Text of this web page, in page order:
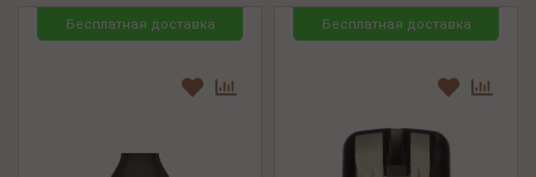
Бесплатная доставка Бесплатная доставка